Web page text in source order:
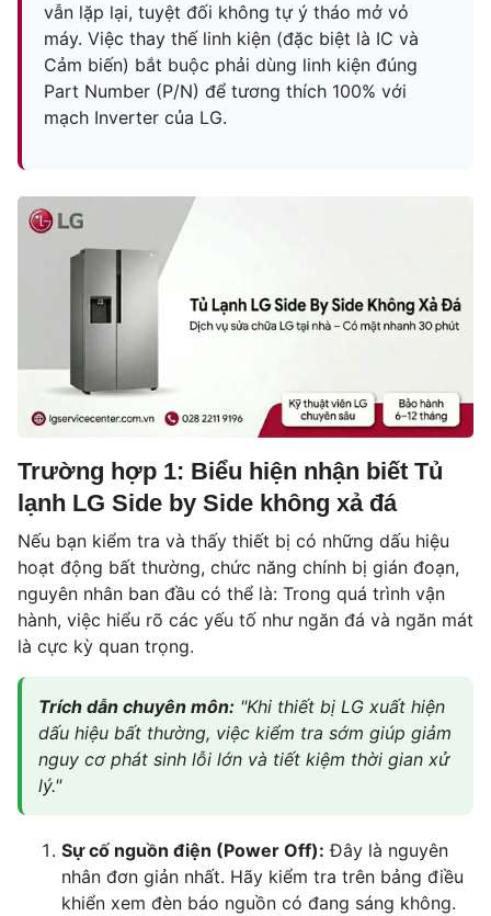
vẫn lặp lại, tuyệt đối không tự ý tháo mở vỏ
máy. Việc thay thế linh kiện (đặc biệt là IC và
Cảm biến) bắt buộc phải dùng linh kiện đúng
Part Number (P/N) để tương thích 100% với
mạch Inverter của LG.
Trường hợp 1: Biểu hiện nhận biết Tủ
lạnh LG Side by Side không xả đá
Nếu bạn kiểm tra và thấy thiết bị có những dấu hiệu
hoạt động bất thường, chức năng chính bị gián đoạn,
nguyên nhân ban đầu có thể là: Trong quá trình vận
hành, việc hiểu rõ các yếu tố như ngăn đá và ngăn mát
là cực kỳ quan trọng.
Trích dẫn chuyên môn: "Khi thiết bị LG xuất hiện
dấu hiệu bất thường, việc kiểm tra sớm giúp giảm
nguy cơ phát sinh lỗi lớn và tiết kiệm thời gian xử
lý."
Sự cố nguồn điện (Power Off): Đây là nguyên
nhân đơn giản nhất. Hãy kiểm tra trên bảng điều
khiển xem đèn báo nguồn có đang sáng không.